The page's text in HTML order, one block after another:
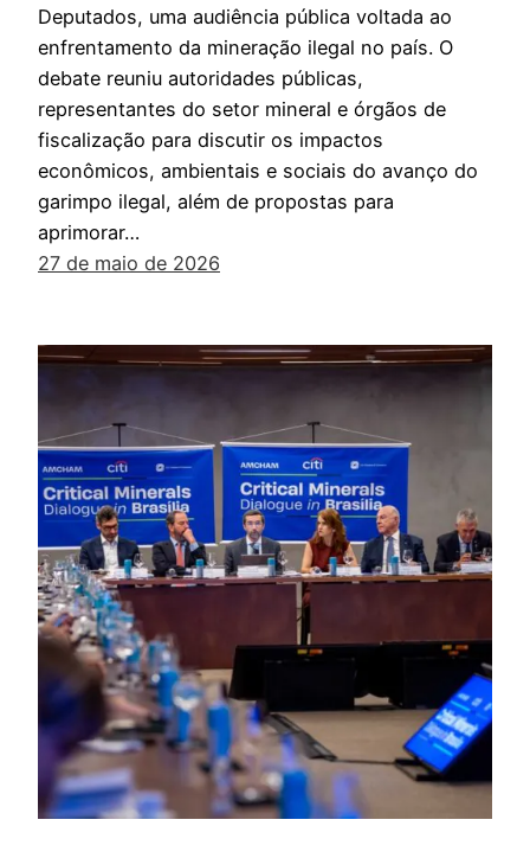
Deputados, uma audiência pública voltada ao
enfrentamento da mineração ilegal no país. O
debate reuniu autoridades públicas,
representantes do setor mineral e órgãos de
fiscalização para discutir os impactos
econômicos, ambientais e sociais do avanço do
garimpo ilegal, além de propostas para
aprimorar…
27 de maio de 2026